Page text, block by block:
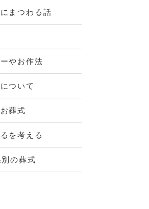
まつわる話
やお作法
ついて
葬式
を考える
の葬式